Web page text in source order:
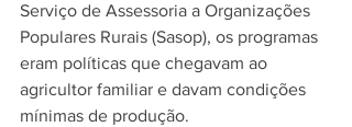
Serviço de Assessoria a Organizações
Populares Rurais (Sasop), os programas
eram políticas que chegavam ao
agricultor familiar e davam condições
mínimas de produção.